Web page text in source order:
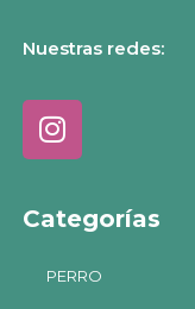
Nuestras redes:
Categorías
PERRO